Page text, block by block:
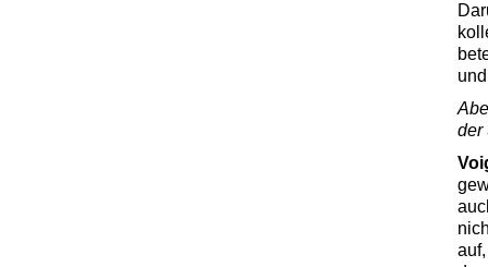
der